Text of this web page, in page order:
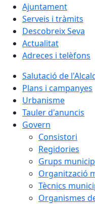
Ajuntament
Serveis i tràmits
Descobreix Seva
Actualitat
Adreces i telèfons
Salutació de
Plans i campanyes
Urbanisme
Tauler d'anuncis
Govern
Consistori
Regidories
Grups
Organització
Tècnics
Organismes